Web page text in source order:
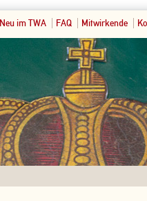
Neu im TWA FAQ Mitwirkende